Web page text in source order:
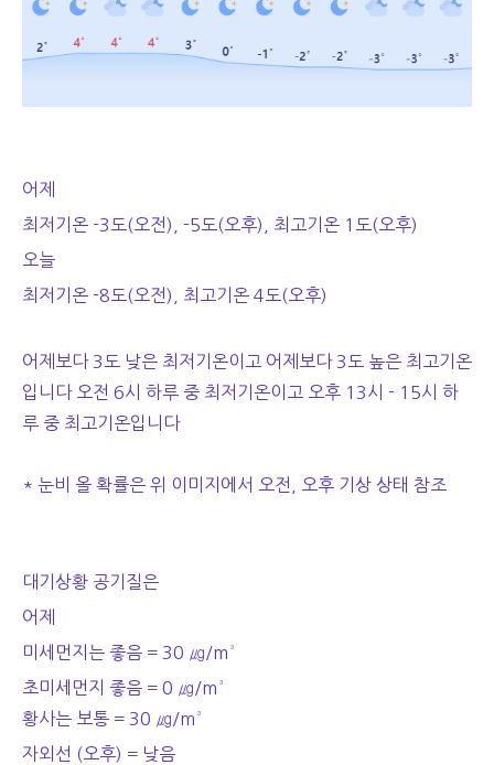
어제
최저기온 -3도(오전), -5도(오후), 최고기온 1도(오후)
오늘
최저기온 -8도(오전), 최고기온 4도(오후)
어제보다 3도 낮은 최저기온이고 어제보다 3도 높은 최고기온
입니다 오전 6시 하루 중 최저기온이고 오후 13시 - 15시 하
루 중 최고기온입니다
* 눈비 올 확률은 위 이미지에서 오전, 오후 기상 상태 참조
대기상황 공기질은
어제
미세먼지는 좋음 = 30 ㎍/m³
초미세먼지 좋음 = 0 ㎍/m³
황사는 보통 = 30 ㎍/m³
자외선 (오후) = 낮음